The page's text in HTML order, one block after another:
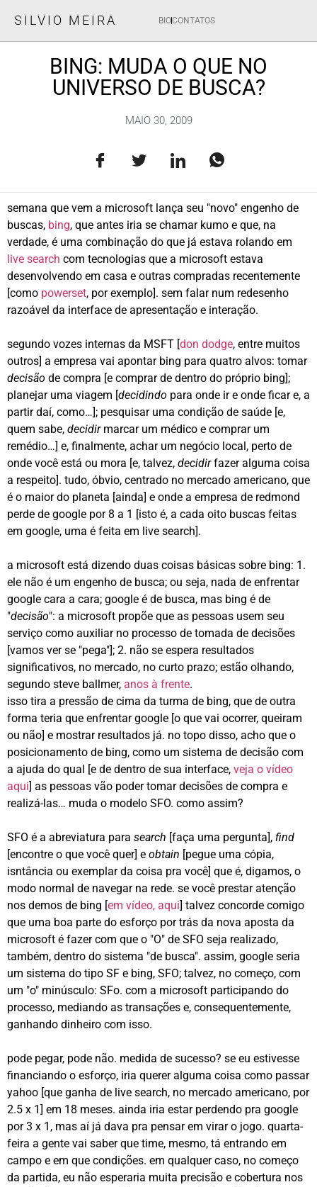
SILVIO MEIRA BIOCONTATOS
BING: MUDA O QUE NO
UNIVERSO DE BUSCA?
MAIO 30, 2009
semana que vem a microsoft lança seu "novo" engenho de
buscas, bing, que antes iria se chamar kumo e que, na
verdade, é uma combinação do que já estava rolando em
live search com tecnologias que a microsoft estava
desenvolvendo em casa e outras compradas recentemente
[como powerset, por exemplo]. sem falar num redesenho
razoável da interface de apresentação e interação.
segundo vozes internas da MSFT [don dodge, entre muitos
outros] a empresa vai apontar bing para quatro alvos: tomar
decisão de compra [e comprar de dentro do próprio bing];
planejar uma viagem [decidindo para onde ir e onde ficar e, a
partir daí, como…]; pesquisar uma condição de saúde [e,
quem sabe, decidir marcar um médico e comprar um
remédio…] e, finalmente, achar um negócio local, perto de
onde você está ou mora [e, talvez, decidirfazer alguma coisa
a respeito]. tudo, óbvio, centrado no mercado americano, que
é o maior do planeta [ainda] e onde a empresa de redmond
perde de google por 8 a 1 [isto é, a cada oito buscas feitas
em google, uma é feita em live search].
a microsoft está dizendo duas coisas básicas sobre bing: 1.
ele não é um engenho de busca; ou seja, nada de enfrentar
google cara a cara; google é de busca, mas bing é de
"decisão": a microsoft propõe que as pessoas usem seu
serviço como auxiliar no processo de tomada de decisões
[vamos ver se "pega"]; 2. não se espera resultados
significativos, no mercado, no curto prazo; estão olhando,
segundo steve ballmer, anos à frente.
isso tira a pressão de cima da turma de bing, que de outra
forma teria que enfrentar google [o que vai ocorrer, queiram
ou não] e mostrar resultados já. no topo disso, acho que o
posicionamento de bing, como um sistema de decisão com
a ajuda do qual [e de dentro de sua interface, veja o vídeo
aqui] as pessoas vão poder tomar decisões de compra e
realizá-las… muda o modelo SFO. como assim?
SFO é a abreviatura para search [faça uma pergunta], find
[encontre o que você quer] e obtain [pegue uma cópia,
isntância ou exemplar da coisa pra você] que é, digamos, o
modo normal de navegar na rede. se você prestar atenção
nos demos de bing [em vídeo, aqui] talvez concorde comigo
que uma boa parte do esforço por trás da nova aposta da
microsoft é fazer com que o "O" de SFO seja realizado,
também, dentro do sistema "de busca". assim, google seria
um sistema do tipo SF e bing, SFO; talvez, no começo, com
um "o" minúsculo: SFo. com a microsoft participando do
processo, mediando as transações e, consequentemente,
ganhando dinheiro com isso.
pode pegar, pode não. medida de sucesso? se eu estivesse
financiando o esforço, iria querer alguma coisa como passar
yahoo [que ganha de live search, no mercado americano, por
2.5 x 1] em 18 meses. ainda iria estar perdendo pra google
por 3 x 1, mas aí já dava pra pensar em virar o jogo. quarta-
feira a gente vai saber que time, mesmo, tá entrando em
campo e em que condições. em qualquer caso, no começo
da partida, eu não esperaria muita precisão e cobertura nos